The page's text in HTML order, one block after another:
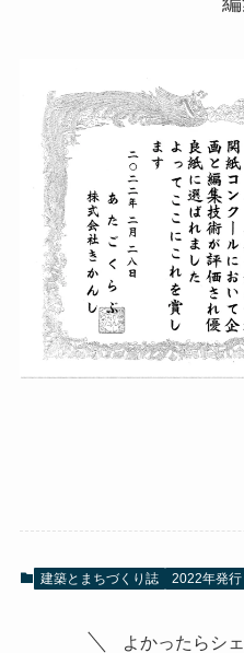
建築とまちづくり誌 2022年発行
よかったらシ